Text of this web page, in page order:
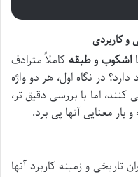
کاربردی
اشکوب و طبقهکاملاً مترادف
در نگاه اول، هر دو واژه
اما با بررسی دقیق تر،
بار معنایی آنها پی برد.
تاریخی و زمینه کاربرد آنها